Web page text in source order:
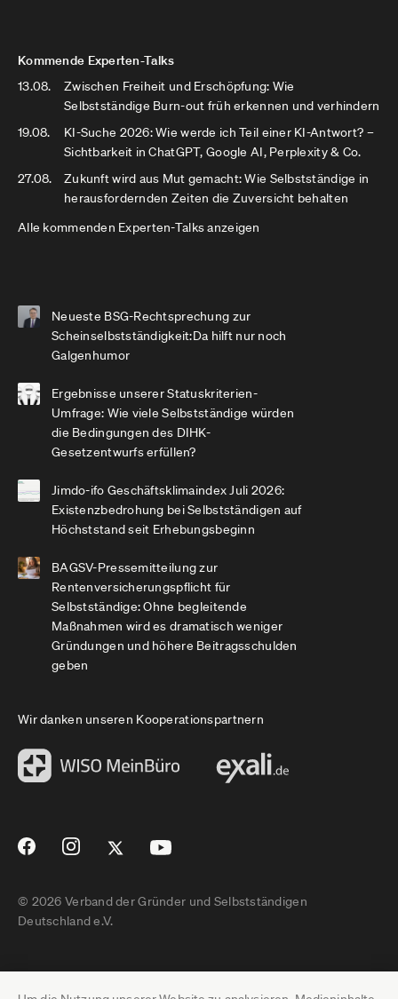
Kommende Experten-Talks
13.08.
Zwischen Freiheit und Erschöpfung: Wie
Selbstständige Burn-out früh erkennen und verhindern
19.08.
KI-Suche 2026: Wie werde ich Teil einer KI-Antwort? –
Sichtbarkeit in ChatGPT, Google AI, Perplexity & Co.
27.08.
Zukunft wird aus Mut gemacht: Wie Selbstständige in
herausfordernden Zeiten die Zuversicht behalten
Alle kommenden Experten-Talks anzeigen
Neueste BSG-Rechtsprechung zur
Scheinselbstständigkeit:Da hilft nur noch
Galgenhumor
Ergebnisse unserer Statuskriterien-
Umfrage: Wie viele Selbstständige würden
die Bedingungen des DIHK-
Gesetzentwurfs erfüllen?
Jimdo-ifo Geschäftsklimaindex Juli 2026:
Existenzbedrohung bei Selbstständigen auf
Höchststand seit Erhebungsbeginn
BAGSV-Pressemitteilung zur
Rentenversicherungspflicht für
Selbstständige: Ohne begleitende
Maßnahmen wird es dramatisch weniger
Gründungen und höhere Beitragsschulden
geben
Wir danken unseren Kooperationspartnern
© 2026 Verband der Gründer und Selbstständigen
Deutschland e.V.
Impressum